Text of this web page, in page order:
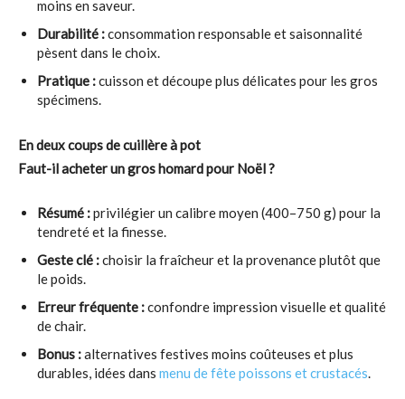
moins en saveur.
Durabilité :consommation responsable et saisonnalité
pèsent dans le choix.
Pratique :cuisson et découpe plus délicates pour les gros
spécimens.
En deux coups de cuillère à pot
Faut-il acheter un gros homard pour Noël ?
Résumé :privilégier un calibre moyen (400–750 g) pour la
tendreté et la finesse.
Geste clé :choisir la fraîcheur et la provenance plutôt que
le poids.
Erreur fréquente :confondre impression visuelle et qualité
de chair.
Bonus :alternatives festives moins coûteuses et plus
durables, idées dans menu de fête poissons et crustacés.